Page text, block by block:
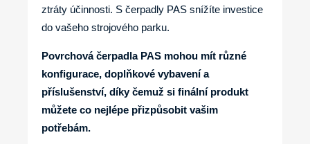
ztráty účinnosti. S čerpadly PAS snížíte investice
do vašeho strojového parku.
Povrchová čerpadla PAS mohou mít různé
konfigurace, doplňkové vybavení a
příslušenství, díky čemuž si finální produkt
můžete co nejlépe přizpůsobit vašim
potřebám.